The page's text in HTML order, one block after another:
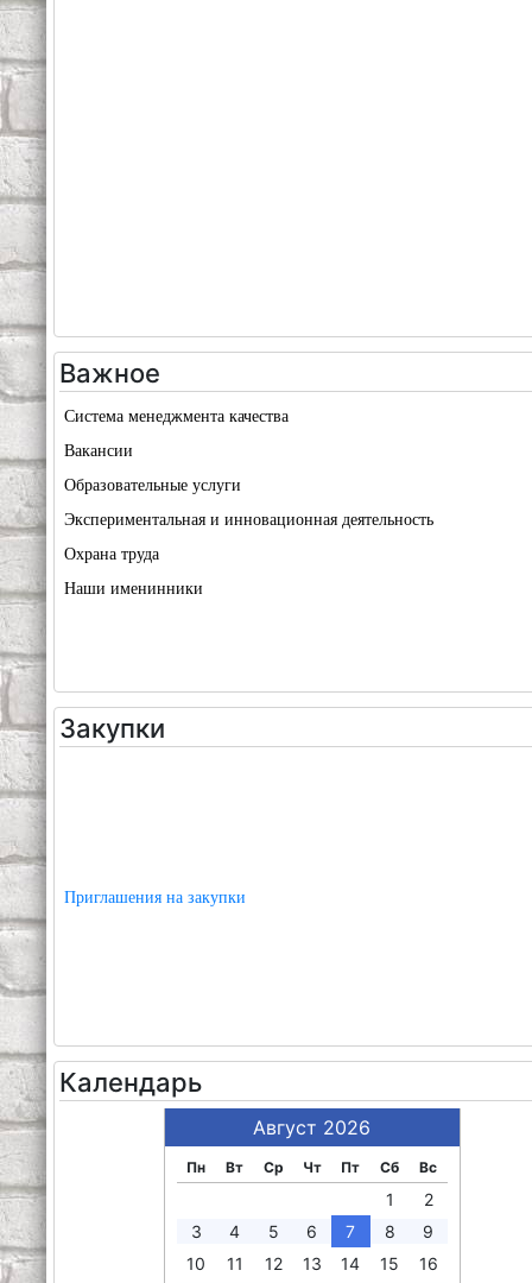
Важное
Система менеджмента качества
Вакансии
Образовательные услуги
Экспериментальная и инновационная деятельность
Охрана труда
Наши именинники
Закупки
Приглашения на закупки
Календарь
Август 2026
Пн Вт Ср Чт Пт Сб Вс
1
2
3
4 5 6 7 8
9
10
11 12 13 14 15
16